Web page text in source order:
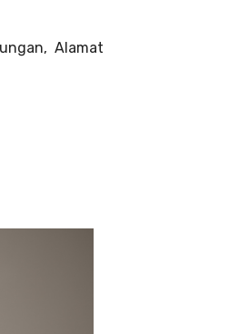
Alamat